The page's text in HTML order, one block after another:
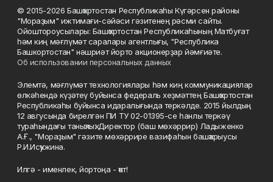
© 2015-2026 Башҡортостан Республикаһы Күгәрсен районы
"Мораҙым" ижтимағи-сәйәси гәзитенең рәсми сайты.
Ойоштороусылары: Башҡортостан Республикаһының Матбуғат
һәм киң мәғлүмәт саралары агентлығы, "Республика
Башкортостан" нәшриәт йорто акционерҙар йәмғиәте.
Об использовании персональных данных
Элемтә, мәғлүмәт технологиялары һәм киң коммуникациялар
өлкәһендә күҙәтеү буйынса федераль хеҙмәттең Башҡортостан
Республикаһы буйынса идаралығында теркәлде. 2015 йылдың
12 авгусында бирелгән ПИ ТУ 02-01395-се һанлы теркәү
тураһындағы таныҡлыҡ. Директор (баш мөхәррир) Ладыженко
А.Ғ., "Мораҙым" гәзите мөхәррире вазифаһын башҡарыусы
Р.И.Исҡужина.
Илгә - именлек, йортоңа - ҡот!